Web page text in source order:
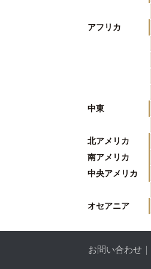
アフリカ
中東
北アメリカ
南アメリカ
中央アメリカ
オセアニア
お問い合わせ ｜